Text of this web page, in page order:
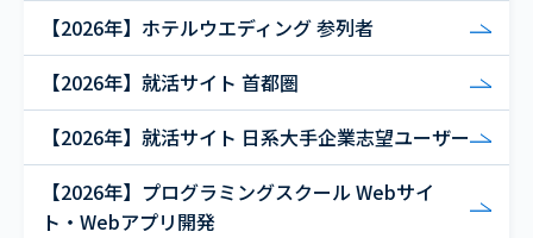
【2026年】ホテルウエディング 参列者
【2026年】就活サイト 首都圏
【2026年】就活サイト 日系大手企業志望ユーザー
【2026年】プログラミングスクール Webサイ
ト・Webアプリ開発